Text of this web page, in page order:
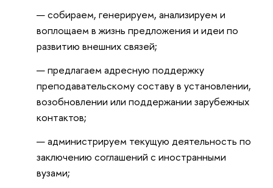
‍собираем, генерируем, анализируем и
воплощаем в жизнь предложения и идеи по
развитию внешних связей;
‍предлагаем адресную поддержку
преподавательскому составу в установлении,
возобновлении или поддержании зарубежных
контактов;
‍администрируем текущую деятельность по
заключению соглашений с иностранными
вузами;